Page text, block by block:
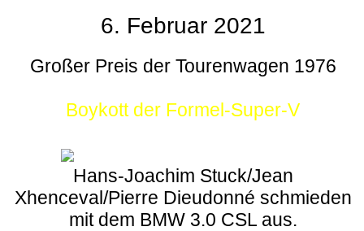
6. Februar 2021
Großer Preis der Tourenwagen 1976
Boykott der Formel-Super-V
Hans-Joachim Stuck/Jean
Xhenceval/Pierre Dieudonné schmieden
mit dem BMW 3.0 CSL aus.